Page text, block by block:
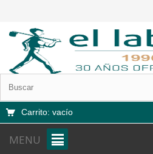
Carrito: vacío
MENU